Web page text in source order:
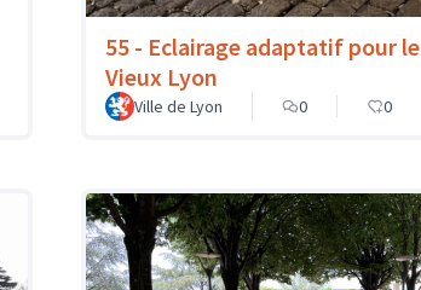
55 - Eclairage adaptatif pour le
Vieux Lyon
Ville de Lyon 0 0